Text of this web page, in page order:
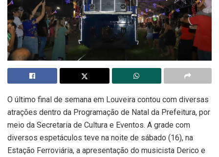
O último final de semana em Louveira contou com diversas
atrações dentro da Programação de Natal da Prefeitura, por
meio da Secretaria de Cultura e Eventos. A grade com
diversos espetáculos teve na noite de sábado (16), na
Estação Ferroviária, a apresentação do musicista Derico e